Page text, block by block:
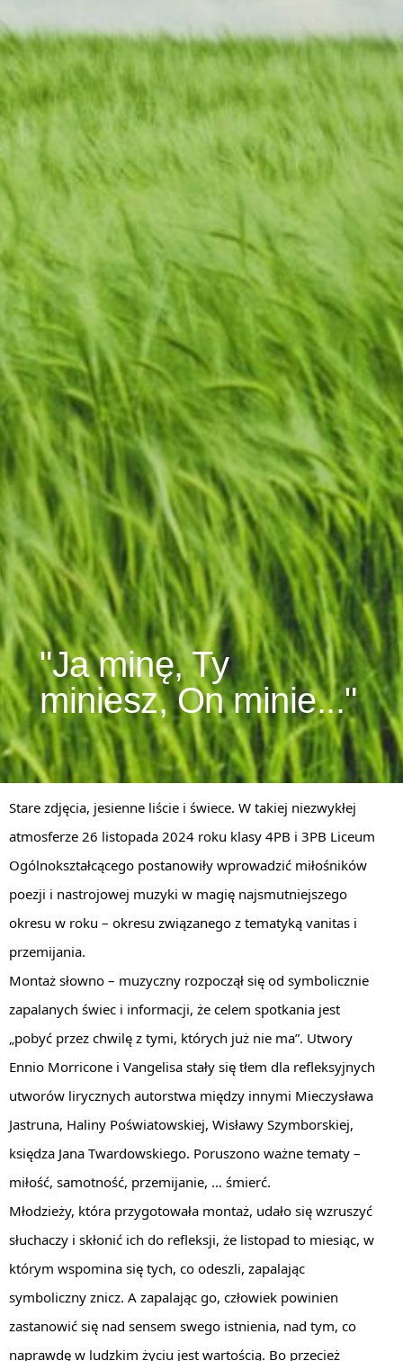
"Ja minę, Ty
miniesz, On minie..."
Stare zdjęcia, jesienne liście i świece. W takiej niezwykłej
atmosferze 26 listopada 2024 roku klasy 4PB i 3PB Liceum
Ogólnokształcącego postanowiły wprowadzić miłośników
poezji i nastrojowej muzyki w magię najsmutniejszego
okresu w roku – okresu związanego z tematyką vanitas i
przemijania.
Montaż słowno – muzyczny rozpoczął się od symbolicznie
zapalanych świec i informacji, że celem spotkania jest
„pobyć przez chwilę z tymi, których już nie ma”. Utwory
Ennio Morricone i Vangelisa stały się tłem dla refleksyjnych
utworów lirycznych autorstwa między innymi Mieczysława
Jastruna, Haliny Poświatowskiej, Wisławy Szymborskiej,
księdza Jana Twardowskiego. Poruszono ważne tematy –
miłość, samotność, przemijanie, … śmierć.
Młodzieży, która przygotowała montaż, udało się wzruszyć
słuchaczy i skłonić ich do refleksji, że listopad to miesiąc, w
którym wspomina się tych, co odeszli, zapalając
symboliczny znicz. A zapalając go, człowiek powinien
zastanowić się nad sensem swego istnienia, nad tym, co
naprawdę w ludzkim życiu jest wartością. Bo przecież